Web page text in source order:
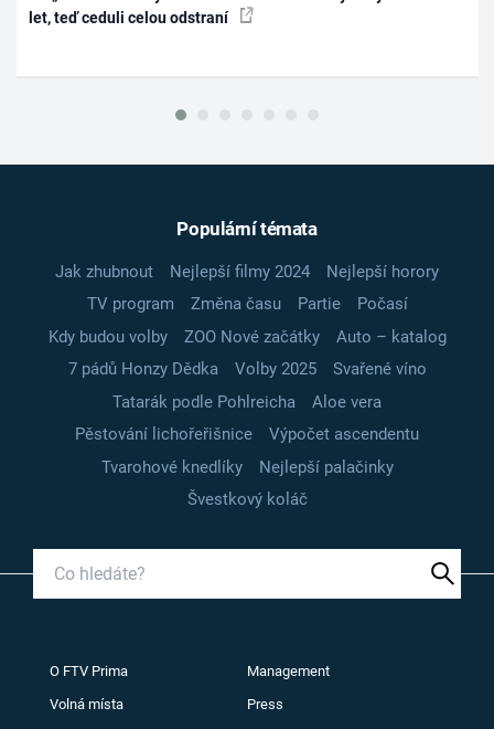
let, teď ceduli celou odstraní
Populární témata
Jak zhubnout Nejlepší filmy 2024
Nejlepší horory
TV program
Změna času Partie
Počasí
Kdy budou volby
ZOO Nové začátky
Auto – katalog
7 pádů Honzy Dědka
Volby 2025
Svařené víno
Tatarák podle Pohlreicha
Aloe vera
Pěstování lichořeřišnice
Výpočet ascendentu
Tvarohové knedlíky
Nejlepší palačinky
Švestkový koláč
O FTV Prima Management
Volná místa Press